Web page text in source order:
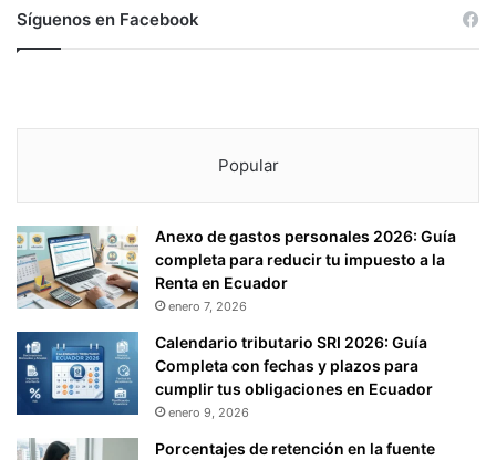
Síguenos en Facebook
Popular
Anexo de gastos personales 2026: Guía
completa para reducir tu impuesto a la
Renta en Ecuador
enero 7, 2026
Calendario tributario SRI 2026: Guía
Completa con fechas y plazos para
cumplir tus obligaciones en Ecuador
enero 9, 2026
Porcentajes de retención en la fuente